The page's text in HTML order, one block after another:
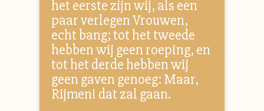
het eerste zijn wij, als een
paar verlegen Vrouwen,
echt bang; tot het tweede
hebben wij geen roeping, en
tot het derde hebben wij
geen gaven genoeg: Maar,
Rijmen! dat zal gaan.